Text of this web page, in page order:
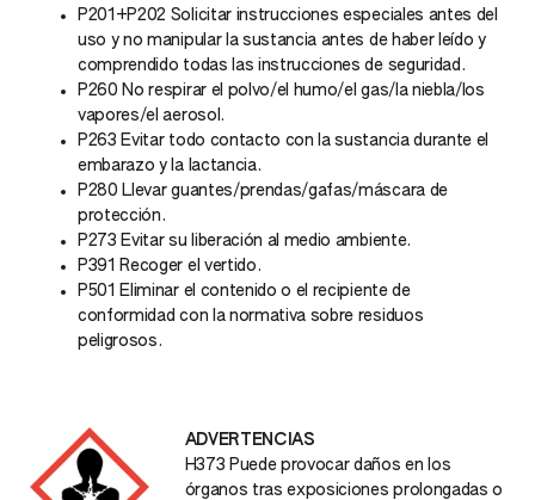
P201+P202 Solicitar instrucciones especiales antes del
uso y no manipular la sustancia antes de haber leído y
comprendido todas las instrucciones de seguridad.
P260 No respirar el polvo/el humo/el gas/la niebla/los
vapores/el aerosol.
P263 Evitar todo contacto con la sustancia durante el
embarazo y la lactancia.
P280 Llevar guantes/prendas/gafas/máscara de
protección.
P273 Evitar su liberación al medio ambiente.
P391 Recoger el vertido.
P501 Eliminar el contenido o el recipiente de
conformidad con la normativa sobre residuos
peligrosos.
ADVERTENCIAS
H373 Puede provocar daños en los
órganos tras exposiciones prolongadas o